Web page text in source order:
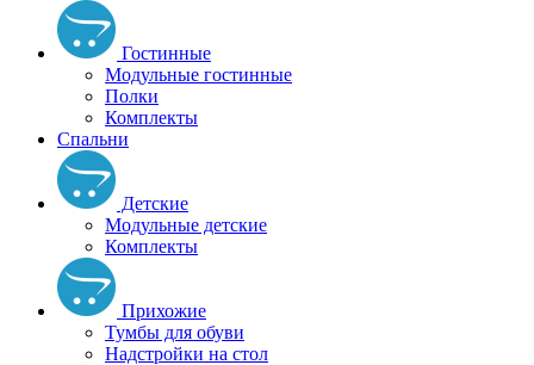
Гостинные
Модульные гостинные
Полки
Комплекты
Спальни
Детские
Модульные детские
Комплекты
Прихожие
Тумбы для обуви
Надстройки на стол